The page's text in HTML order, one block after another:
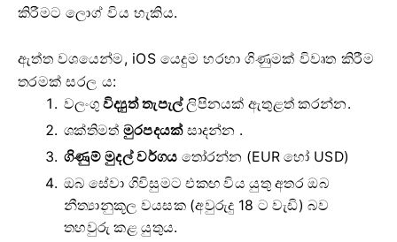
කිරීමට ලොග් විය හැකිය.
ඇත්ත වශයෙන්ම, iOS යෙදුම හරහා ගිණුමක් විවෘත කිරීම
තරමක් සරල ය:
වලංගුවිද්‍යුත් තැපැල්ලිපිනයක් ඇතුළත් කරන්න.
ශක්තිමත් මුරපදයක්සාදන්න .
ගිණුම් මුදල් වර්ගය තෝරන්න (EUR හෝ USD)
ඔබ සේවා ගිවිසුමට එකඟ විය යුතු අතර ඔබ
නීත්‍යානුකූල වයසක (අවුරුදු 18 ට වැඩි) බව
තහවුරු කළ යුතුය.